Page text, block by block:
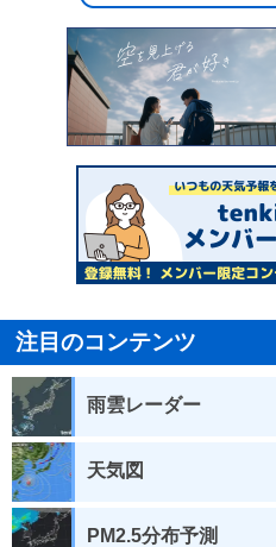
注目のコンテンツ
雨雲レーダー
天気図
PM2.5分布予測